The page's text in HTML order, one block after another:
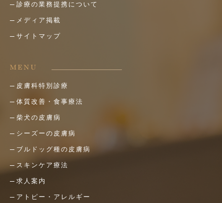
診療の業務提携について
メディア掲載
サイトマップ
MENU
皮膚科特別診療
体質改善・食事療法
柴犬の皮膚病
シーズーの皮膚病
ブルドッグ種の皮膚病
スキンケア療法
求人案内
アトピー・アレルギー